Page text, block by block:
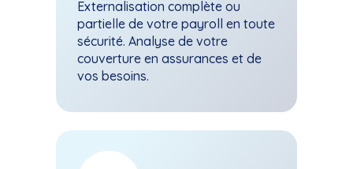
Externalisation complète ou
partielle de votre payroll en toute
sécurité. Analyse de votre
couverture en assurances et de
vos besoins.